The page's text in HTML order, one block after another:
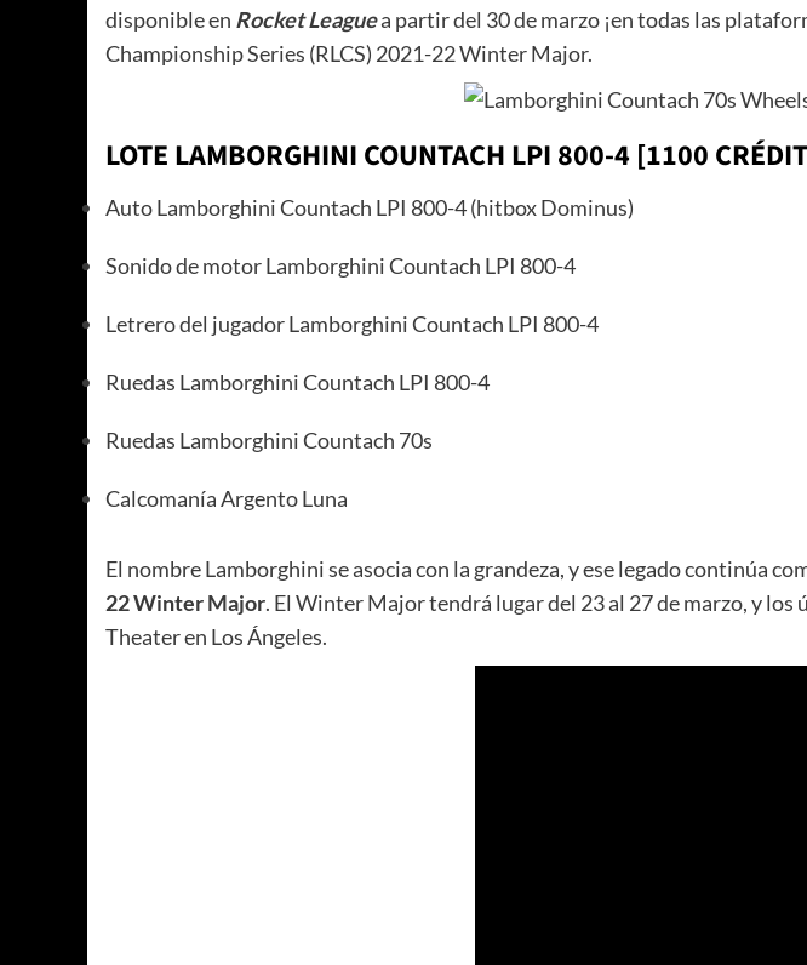
disponible en Rocket Leaguea partir del 30 de marzo ¡en todas las
Championship Series (RLCS) 2021-22 Winter Major.
LOTE LAMBORGHINI COUNTACH LPI 800-4 [1100
Auto Lamborghini Countach LPI 800-4 (hitbox Dominus)
Sonido de motor Lamborghini Countach LPI 800-4
Letrero del jugador Lamborghini Countach LPI 800-4
Ruedas Lamborghini Countach LPI 800-4
Ruedas Lamborghini Countach 70s
Calcomanía Argento Luna
El nombre Lamborghini se asocia con la grandeza, y ese legado continúa
22 Winter Major. El Winter Major tendrá lugar del 23 al 27 de marzo, y los
Theater en Los Ángeles.